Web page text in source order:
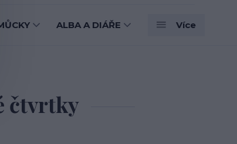
ALBA A DIÁŘE Více
čtvrtky